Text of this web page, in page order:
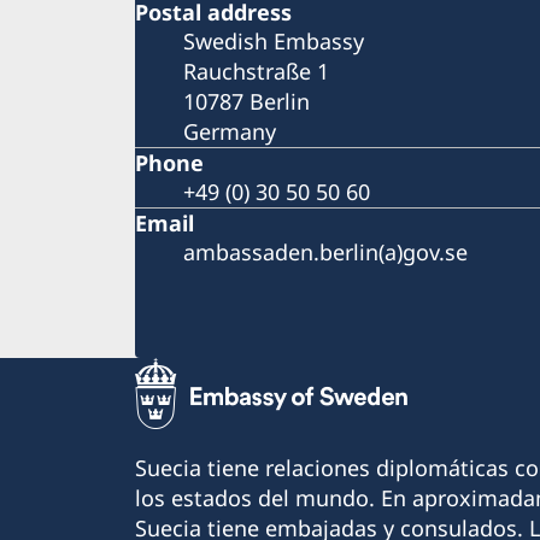
Postal address
Swedish Embassy
Rauchstraße 1
10787 Berlin
Germany
Phone
+49 (0) 30 50 50 60
Email
ambassaden.berlin(a)gov.se
Suecia tiene relaciones diplomáticas
los estados del mundo. En
Suecia tiene embajadas y consulados.